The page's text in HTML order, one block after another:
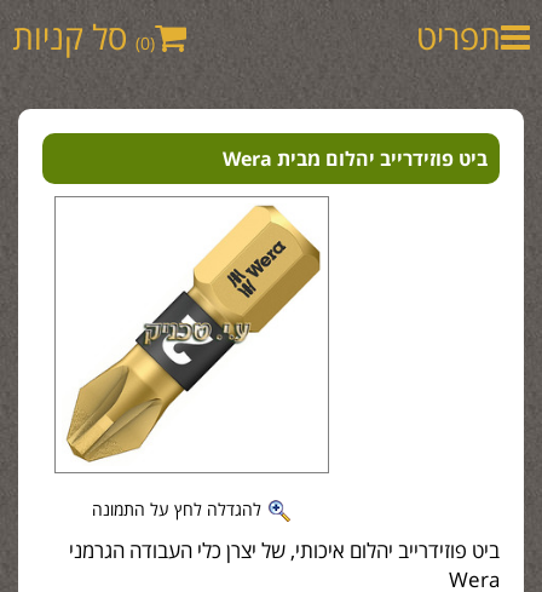
תפריט (0) סל קניות
ביט פוזידרייב יהלום מבית Wera
להגדלה לחץ על התמונה
ביט פוזידרייב יהלום איכותי, של יצרן כלי העבודה הגרמני
Wera